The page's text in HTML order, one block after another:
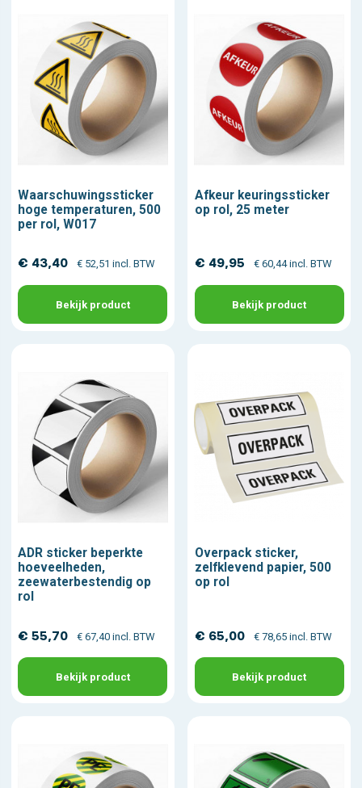
Waarschuwingssticker
hoge temperaturen, 500
per rol, W017
€ 43,40 € 52,51 incl. BTW
Bekijk product
Afkeur keuringssticker
op rol, 25 meter
€ 49,95 € 60,44 incl. BTW
Bekijk product
ADR sticker beperkte
hoeveelheden,
zeewaterbestendig op
rol
€ 55,70 € 67,40 incl. BTW
Bekijk product
Overpack sticker,
zelfklevend papier, 500
op rol
€ 65,00 € 78,65 incl. BTW
Bekijk product